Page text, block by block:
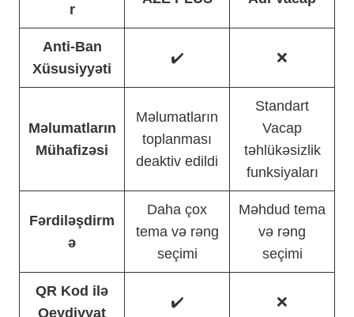
r
Anti-Ban
Xüsusiyyəti
✔️ ❌
Məlumatların
Mühafizəsi
Məlumatların
toplanması
deaktiv edildi
Standart
Vacap
təhlükəsizlik
funksiyaları
Fərdiləşdirm
ə
Daha çox
tema və rəng
seçimi
Məhdud tema
və rəng
seçimi
QR Kod ilə
Qeydiyyat
✔️ ❌